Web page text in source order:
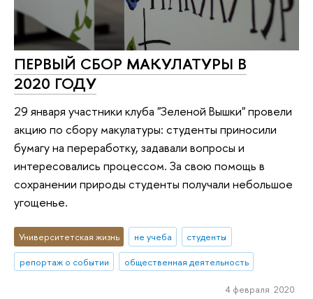
ПЕРВЫЙ СБОР МАКУЛАТУРЫ В
2020 ГОДУ
29 января участники клуба "Зеленой Вышки" провели
акцию по сбору макулатуры: студенты приносили
бумагу на переработку, задавали вопросы и
интересовались процессом. За свою помощь в
сохранении природы студенты получали небольшое
угощенье.
Университетская жизнь не учеба
студенты
репортаж о событии
общественная деятельность
4 февраля 2020